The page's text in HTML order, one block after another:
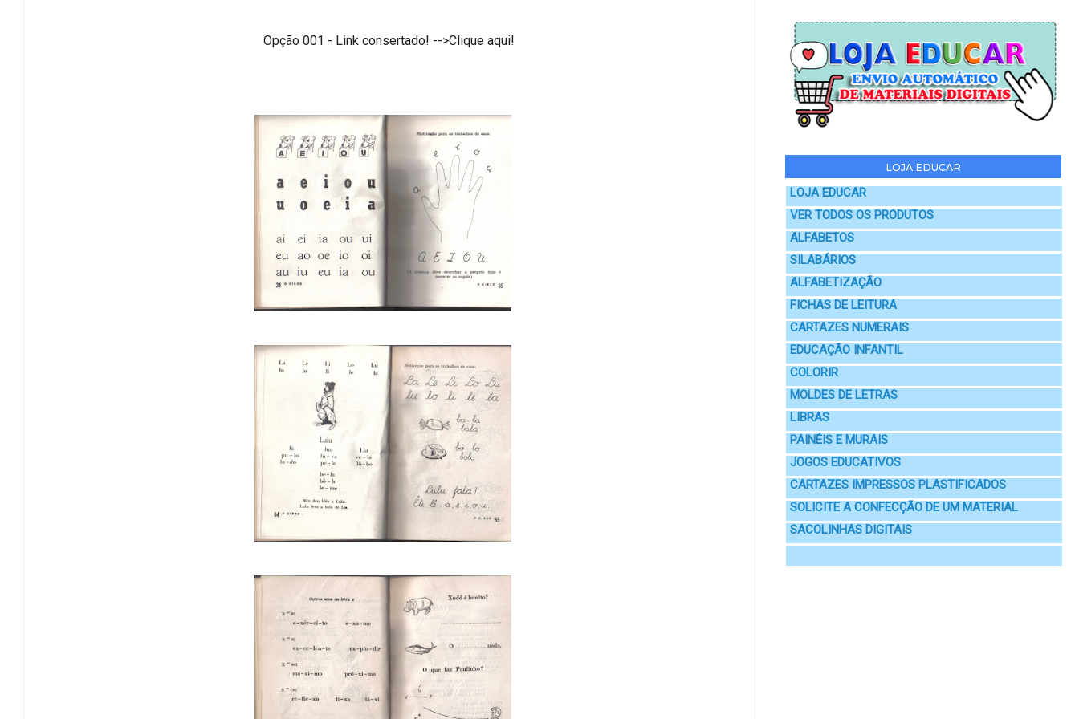
Opção 001 - Link consertado! -->Clique aqui!
LOJA EDUCAR
LOJA EDUCAR
VER TODOS OS PRODUTOS
ALFABETOS
SILABÁRIOS
ALFABETIZAÇÃO
FICHAS DE LEITURA
CARTAZES NUMERAIS
EDUCAÇÃO INFANTIL
COLORIR
MOLDES DE LETRAS
LIBRAS
PAINÉIS E MURAIS
JOGOS EDUCATIVOS
CARTAZES IMPRESSOS PLASTIFICADOS
SOLICITE A CONFECÇÃO DE UM MATERIAL
SACOLINHAS DIGITAIS